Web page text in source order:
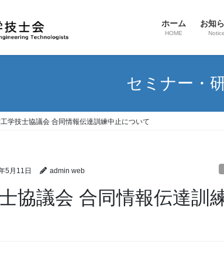
ホーム
HOME
お知
Notice
セミナー・
学技士協議会 合同情報伝達訓練中止について
5月11日 admin web
協議会 合同情報伝達訓